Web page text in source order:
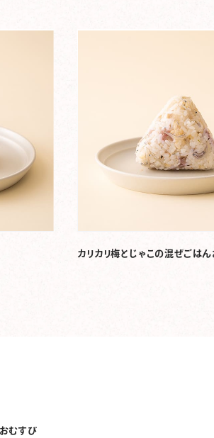
カリカリ梅とじゃこの混ぜごは
むすび